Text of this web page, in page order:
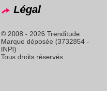
Légal
© 2008 - 2026 Trenditude
Marque déposée (3732854 -
INPI)
Tous droits réservés